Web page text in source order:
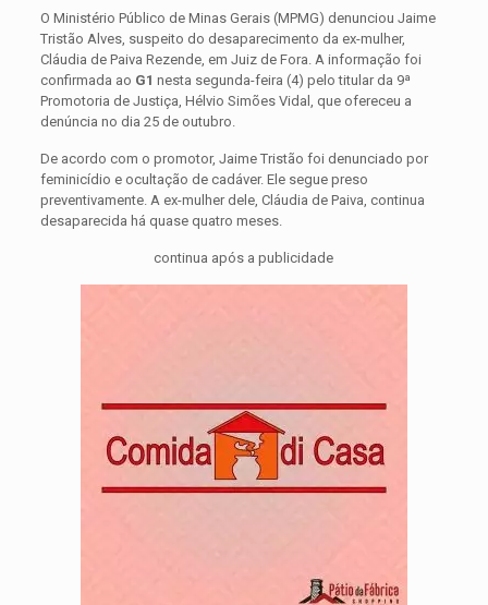
O Ministério Público de Minas Gerais (MPMG) denunciou Jaime
Tristão Alves, suspeito do desaparecimento da ex-mulher,
Cláudia de Paiva Rezende, em Juiz de Fora. A informação foi
confirmada ao G1 nesta segunda-feira (4) pelo titular da 9ª
Promotoria de Justiça, Hélvio Simões Vidal, que ofereceu a
denúncia no dia 25 de outubro.
De acordo com o promotor, Jaime Tristão foi denunciado por
feminicídio e ocultação de cadáver. Ele segue preso
preventivamente. A ex-mulher dele, Cláudia de Paiva, continua
desaparecida há quase quatro meses.
continua após a publicidade